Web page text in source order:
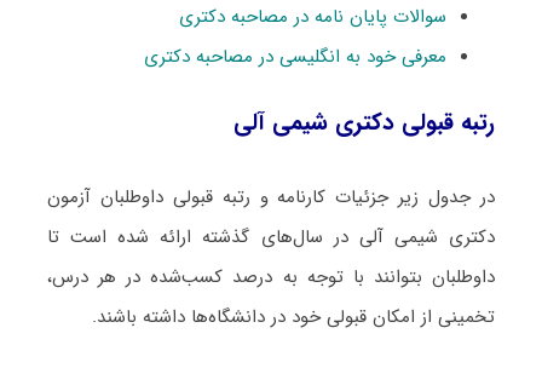
سوالات پایان نامه در مصاحبه دکتری
معرفی خود به انگلیسی در مصاحبه دکتری
رتبه قبولی دکتری شیمی آلی
در جدول زیر جزئیات کارنامه و رتبه قبولی داوطلبان آزمون
دکتری شیمی آلی در سال‌های گذشته ارائه شده است تا
داوطلبان بتوانند با توجه به درصد کسب‌شده در هر درس،
تخمینی از امکان قبولی خود در دانشگاه‌ها داشته باشند.